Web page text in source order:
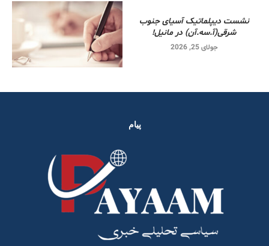
نشست دیپلماتیک آسیای جنوب
شرقی‌(آ.سه.آن) در مانیل!
جولای 25, 2026
پیام